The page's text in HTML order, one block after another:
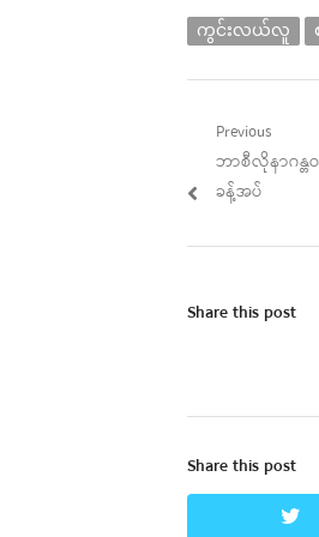
ကွင်းလယ်လူ
Post
navigation
Previous
Previous
post:
ဘာစီလိုနာဂန္တ
ခန့်အပ်
Share this post
Share this post